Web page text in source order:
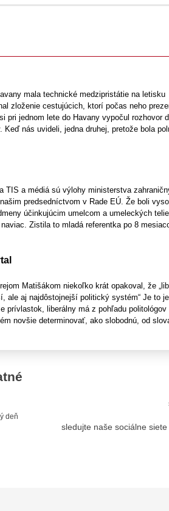
mala technické medzipristátie na letisku
zloženie cestujúcich, ktorí počas neho
pri jednom lete do Havany vypočul rozhovor
nás uvideli, jedna druhej, pretože bola
TIS a médiá sú výlohy ministerstva
predsedníctvom v Rade EÚ. Že boli
účinkujúcim umelcom a umeleckých
Zistila to mladá referentka po 8
Matišákom niekoľko krát opakoval, že
ale aj najdôstojnejší politický systém“ Je to
prívlastok, liberálny má z pohľadu politológov
novšie determinovať, ako slobodnú, od
deň
sledujte naše sociálne siete